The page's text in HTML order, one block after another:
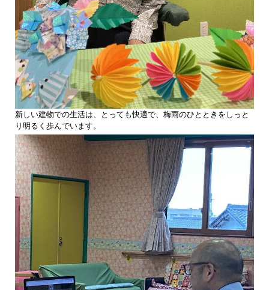
新しい建物での生活は、とっても快適で、梅雨のひとときをしっと
り明るく歩んでいます。